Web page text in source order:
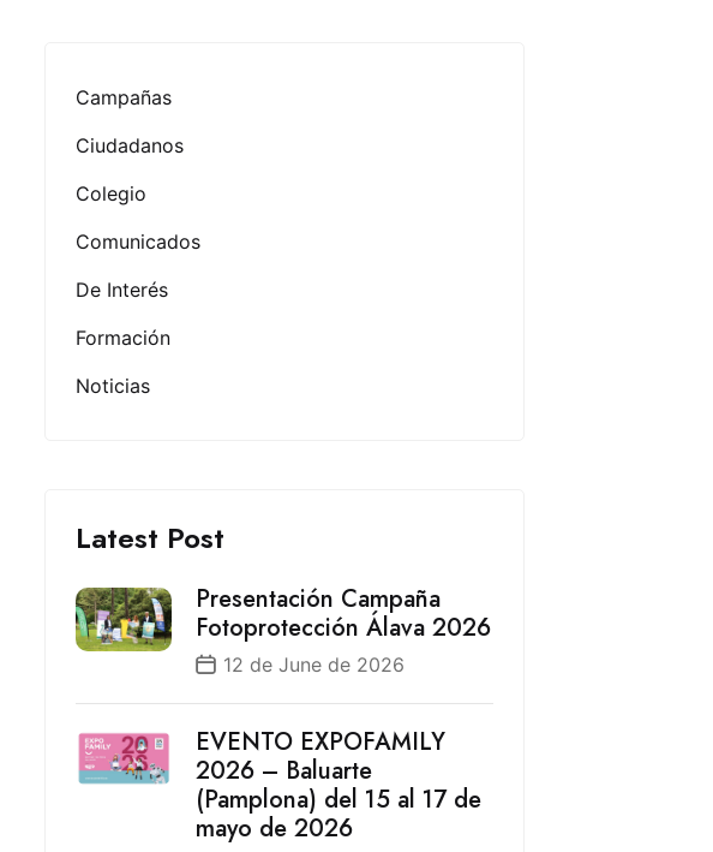
Campañas
Ciudadanos
Colegio
Comunicados
De Interés
Formación
Noticias
Latest Post
Presentación Campaña
Fotoprotección Álava 2026
12 de June de 2026
EVENTO EXPOFAMILY
2026 – Baluarte
(Pamplona) del 15 al 17 de
mayo de 2026